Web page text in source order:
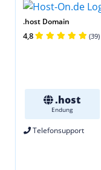
.host Domain
4,8 (39)
.host
Endung
Telefonsupport